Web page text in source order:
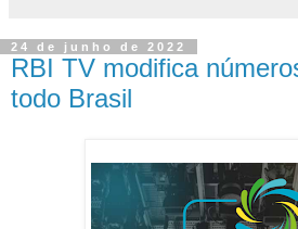
24 de junho de 2022
RBI TV modifica
todo Brasil